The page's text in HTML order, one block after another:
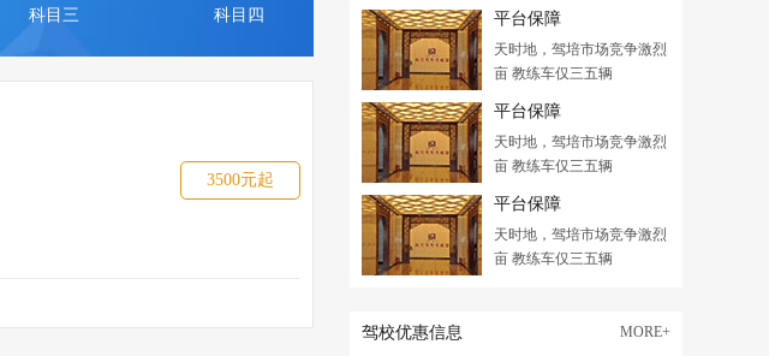
科目三 科目四
3500元起
平台保障
天时地，驾培市场竞争激烈
亩 教练车仅三五辆
平台保障
天时地，驾培市场竞争激烈
亩 教练车仅三五辆
平台保障
天时地，驾培市场竞争激烈
亩 教练车仅三五辆
驾校优惠信息 MORE+